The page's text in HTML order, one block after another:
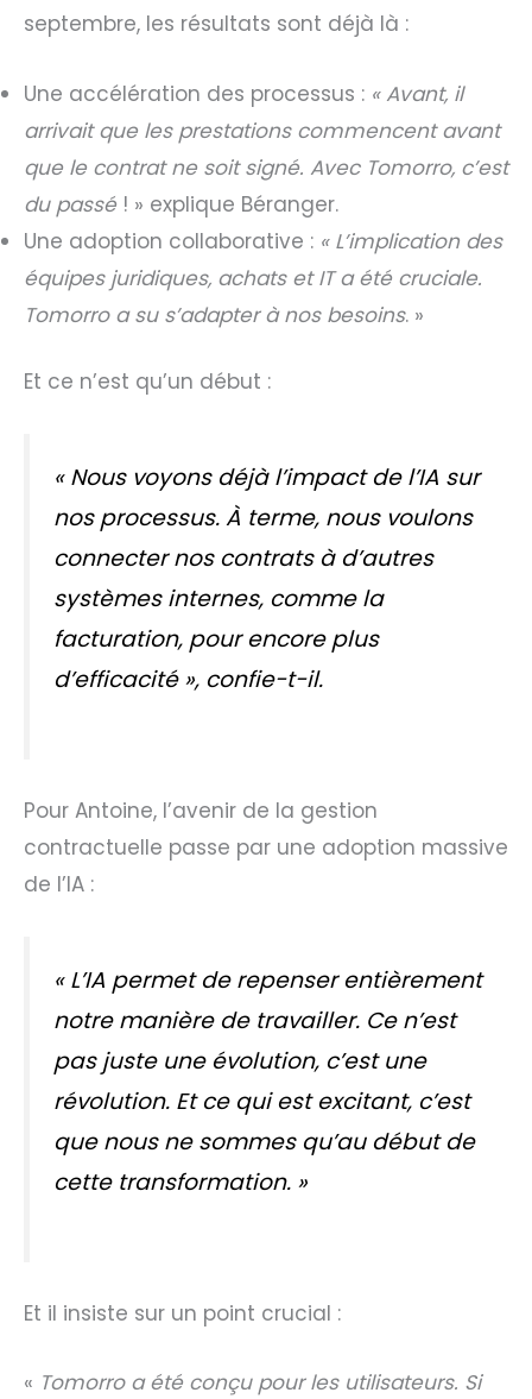
septembre, les résultats sont déjà là :
Une accélération des processus : « Avant, il
arrivait que les prestations commencent avant
que le contrat ne soit signé. Avec Tomorro, c’est
du passé ! » explique Béranger.
Une adoption collaborative : « L’implication des
équipes juridiques, achats et IT a été cruciale.
Tomorro a su s’adapter à nos besoins. »
Et ce n’est qu’un début :
«Nous voyons déjà l’impact de l’IA sur
nos processus. À terme, nous voulons
connecter nos contrats à d’autres
systèmes internes, comme la
facturation, pour encore plus
d’efficacité», confie-t-il.
Pour Antoine, l’avenir de la gestion
contractuelle passe par une adoption massive
de l’IA :
«L’IA permet de repenser entièrement
notre manière de travailler. Ce n’est
pas juste une évolution, c’est une
révolution. Et ce qui est excitant, c’est
que nous ne sommes qu’au début de
cette transformation. »
Et il insiste sur un point crucial :
« Tomorro a été conçu pour les utilisateurs. Si